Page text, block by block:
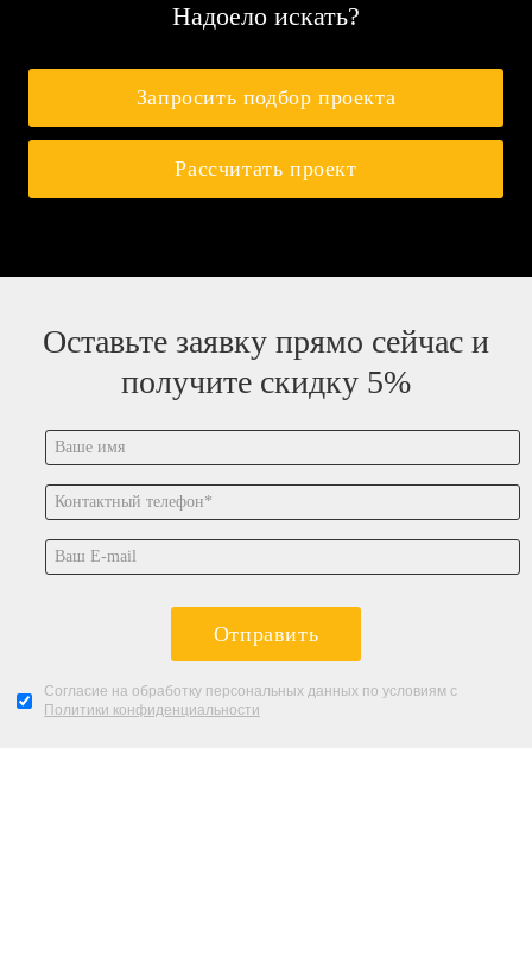
Надоело искать?
Запросить подбор проекта
Рассчитать проект
Оставьте заявку прямо сейчас и
получите скидку 5%
Отправить
Согласие на обработку персональных данных по условиям с
Политики конфиденциальности